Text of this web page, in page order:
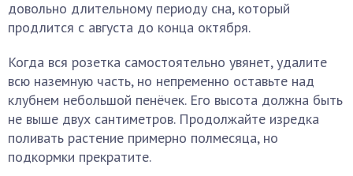
довольно длительному периоду сна, который
продлится с августа до конца октября.
Когда вся розетка самостоятельно увянет, удалите
всю наземную часть, но непременно оставьте над
клубнем небольшой пенёчек. Его высота должна быть
не выше двух сантиметров. Продолжайте изредка
поливать растение примерно полмесяца, но
подкормки прекратите.